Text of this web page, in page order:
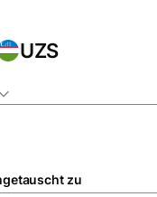
UZS
zu